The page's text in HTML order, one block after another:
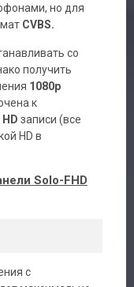
но для
CVBS.
со
получить
1080р
к
HD записи (все
HD в
Solo-FHD
с